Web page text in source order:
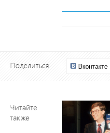
Поделиться Вконтакте
Читайте
также